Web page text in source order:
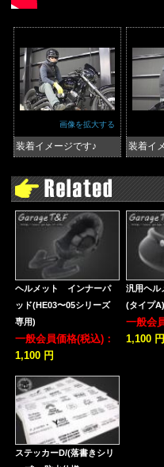
画像を拡大する
装着イメージです♪ 装着イ
ヘルメット インナーパ
ッド(HE03〜05シリーズ
専用)
一般会員価格(税込)：
1,100 円
汎用ヘル
(タイプA)
一般会
1,100 円
ステッカーD/(落書きシリ